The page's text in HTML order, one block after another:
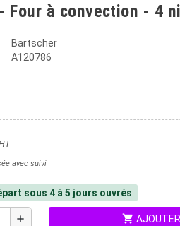
- Four à convection - 4
Bartscher
A120786
avec suivi
sous 4 à 5 jours ouvrés
add shopping_cart